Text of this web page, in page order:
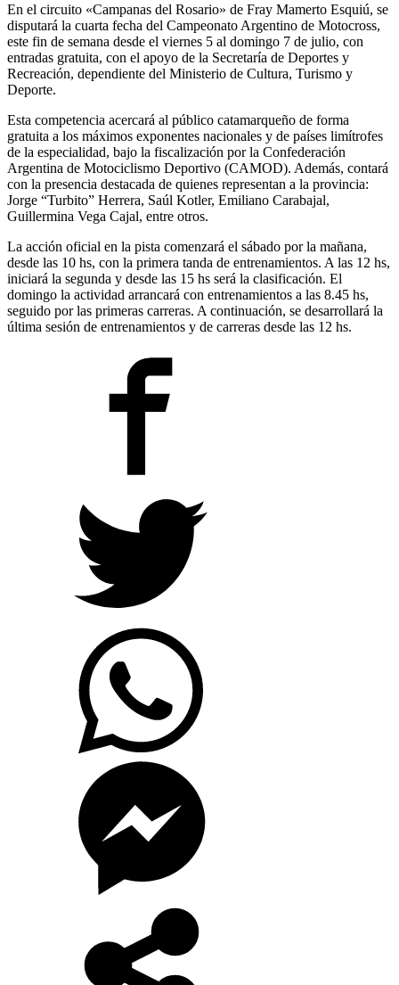
En el circuito «Campanas del Rosario» de Fray Mamerto Esquiú, se
disputará la cuarta fecha del Campeonato Argentino de Motocross,
este fin de semana desde el viernes 5 al domingo 7 de julio, con
entradas gratuita, con el apoyo de la Secretaría de Deportes y
Recreación, dependiente del Ministerio de Cultura, Turismo y
Deporte.
Esta competencia acercará al público catamarqueño de forma
gratuita a los máximos exponentes nacionales y de países limítrofes
de la especialidad, bajo la fiscalización por la Confederación
Argentina de Motociclismo Deportivo (CAMOD). Además, contará
con la presencia destacada de quienes representan a la provincia:
Jorge “Turbito” Herrera, Saúl Kotler, Emiliano Carabajal,
Guillermina Vega Cajal, entre otros.
La acción oficial en la pista comenzará el sábado por la mañana,
desde las 10 hs, con la primera tanda de entrenamientos. A las 12 hs,
iniciará la segunda y desde las 15 hs será la clasificación. El
domingo la actividad arrancará con entrenamientos a las 8.45 hs,
seguido por las primeras carreras. A continuación, se desarrollará la
última sesión de entrenamientos y de carreras desde las 12 hs.